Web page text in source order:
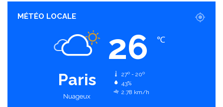
MÉTÉO LOCALE
Paris
Nuageux
26 ℃
27º - 20º
43%
2.78 km/h